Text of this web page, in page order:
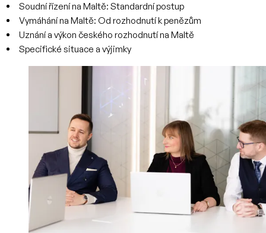
Soudní řízení na Maltě: Standardní postup
Vymáhání na Maltě: Od rozhodnutí k penězům
Uznání a výkon českého rozhodnutí na Maltě
Specifické situace a výjimky